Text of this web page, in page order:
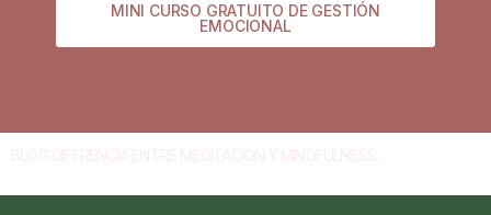
MINI CURSO GRATUITO DE GESTIÓN
EMOCIONAL